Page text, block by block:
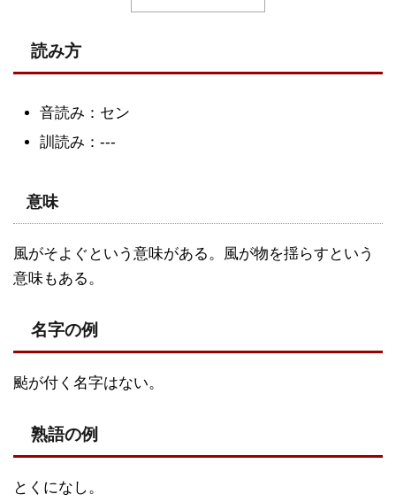
読み方
音読み：セン
訓読み：---
意味
風がそよぐという意味がある。風が物を揺らすという
意味もある。
名字の例
颭が付く名字はない。
熟語の例
とくになし。